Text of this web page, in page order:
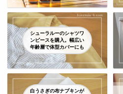
シューラルーのシャツワ
ンピースを購入。幅広い
年齢層で体型カバーにも
白うさぎの布ナプキンが